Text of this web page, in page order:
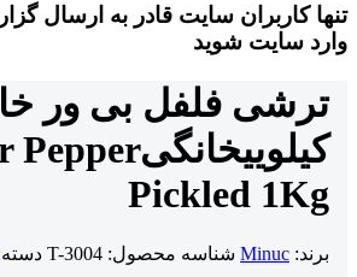
تنها کاربران سایت قادر به ارسال
وارد سایت شوید
کیلوییخانگیPepper
Pickled 1Kg
برند: Minuc شناسه محصول: T-3004